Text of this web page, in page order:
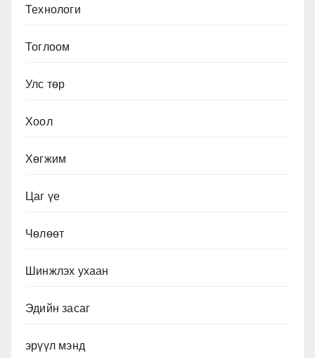
Технологи
Тоглоом
Улс төр
Хоол
Хөгжим
Цаг үе
Чөлөөт
Шинжлэх ухаан
Эдийн засаг
эрүүл мэнд